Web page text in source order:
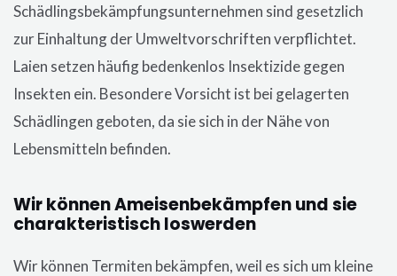
Schädlingsbekämpfungsunternehmen sind gesetzlich
zur Einhaltung der Umweltvorschriften verpflichtet.
Laien setzen häufig bedenkenlos Insektizide gegen
Insekten ein. Besondere Vorsicht ist bei gelagerten
Schädlingen geboten, da sie sich in der Nähe von
Lebensmitteln befinden.
Wir können Ameisenbekämpfen und sie
charakteristisch loswerden
Wir können Termiten bekämpfen, weil es sich um kleine